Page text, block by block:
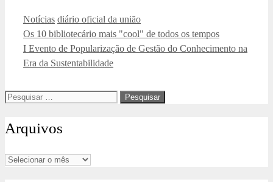
Categorias
Notícias Tags
diário oficial da união
Os 10 bibliotecário mais "cool" de todos os tempos
I Evento de Popularização de Gestão do Conhecimento na
Era da Sustentabilidade
Pesquisar
Arquivos
Arquivos